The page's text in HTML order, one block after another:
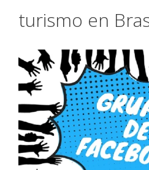
turismo en